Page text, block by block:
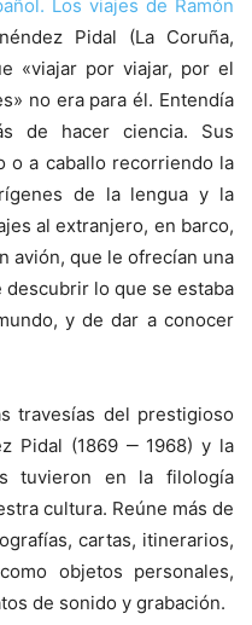
Los viajes de Ramón
Pidal (La Coruña,
«viajar por viajar, por el
no era para él. Entendía
de hacer ciencia. Sus
o a caballo recorriendo la
de la lengua y la
al extranjero, en barco,
avión, que le ofrecían una
lo que se estaba
y de dar a conocer
travesías del prestigioso
Pidal (1869 ‒ 1968) y la
tuvieron en la filología
cultura. Reúne más de
cartas, itinerarios,
objetos personales,
de sonido y grabación.